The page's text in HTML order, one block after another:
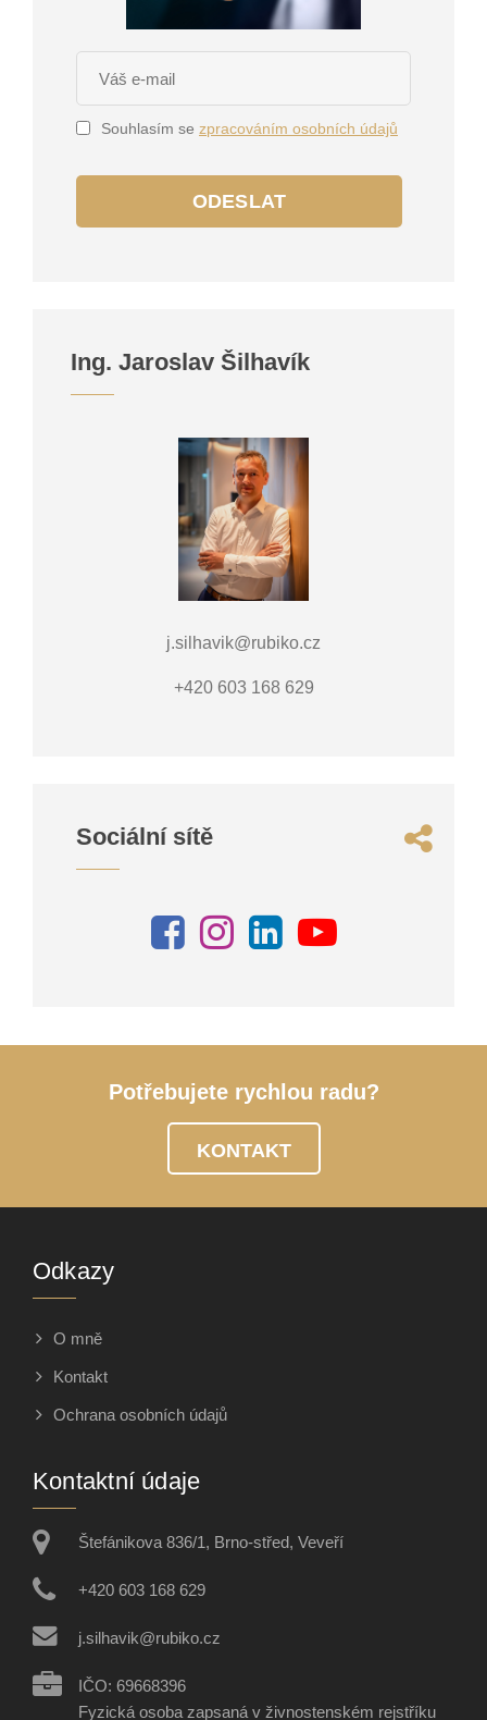
Souhlasím se zpracováním osobních údajů
ODESLAT
Ing. Jaroslav Šilhavík
j.silhavik@rubiko.cz
+420 603 168 629
Sociální sítě
Potřebujete rychlou radu?
KONTAKT
Odkazy
O mně
Kontakt
Ochrana osobních údajů
Kontaktní údaje
Štefánikova 836/1, Brno-střed, Veveří
+420 603 168 629
j.silhavik@rubiko.cz
IČO: 69668396
Fyzická osoba zapsaná v živnostenském rejstříku